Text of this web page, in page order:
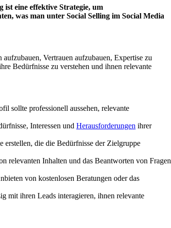
ist eine effektive Strategie, um
was man unter Social Selling im Social Media
Vertrauen aufzubauen, Expertise zu
Bedürfnisse zu verstehen und ihnen relevante
sollte professionell aussehen, relevante
Interessen und Herausforderungen ihrer
erstellen, die die Bedürfnisse der Zielgruppe
relevanten Inhalten und das Beantworten von Fragen
von kostenlosen Beratungen oder das
mit ihren Leads interagieren, ihnen relevante